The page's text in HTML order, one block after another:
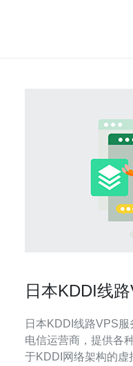
日本KDDI线
日本KDDI线路VPS服务优势介绍
电信运营商，提供各
于KDDI网络架构的虚